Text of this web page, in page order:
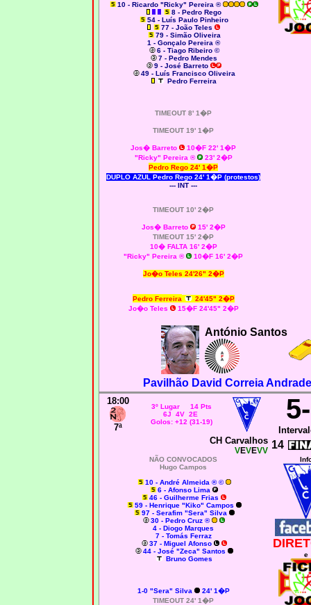
10 - Ricardo "Ricky" Pereira ®
8 - Pedro Rego
54 - Luís Paulo Pinheiro
77 - João Teles
79 - Simão Oliveira
1 - Gonçalo Pereira ®
6 - Tiago Ribeiro ©
7 - Pedro Mendes
9 - José Barreto
49 - Luís Francisco Oliveira
Pedro Ferreira
TIMEOUT 8' 1�P
TIMEOUT 19' 1�P
Jos� Barreto
10�F 22' 1�P
"Ricky" Pereira ®
23' 2�P
Pedro Rego 24' 1�P
DUPLO AZUL Pedro Rego 24' 1�P (protestos)
--- INT ---
TIMEOUT 10' 2�P
Jos� Barreto
15' 2�P
TIMEOUT 15' 2�P
10� FALTA 16' 2�P
"Ricky" Pereira ®
10�F 16' 2�P
Jo�o Teles 24'26" 2�P
Pedro Ferreira
24'45" 2�P
Jo�o Teles
15�F 24'45" 2�P
António Santos
Pavilhão David Correia
18:00
7ª
3º Lugar 14 Pts
6J 4V 2E
Golos: +12 (31-19)
CH Carvalhos
VEVEVV 14
NÃO CONVOCADOS
Hugo Campos
10 - André Almeida ® ©
6 - Afonso Lima
46 - Guilherme Frias
59 - Henrique "Kiko" Campos
97 - Serafim "Sera" Silva
30 - Pedro Cruz ®
4 - Diogo Marques
7 - Tomás Ferraz
37 - Miguel Afonso
44 - José "Zeca" Santos
Bruno Gomes
1-0 "Sera" Silva
24' 1�P
TIMEOUT 24' 1�P
e